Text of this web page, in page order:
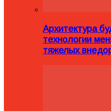
Архитектура
технологии
тяжелых